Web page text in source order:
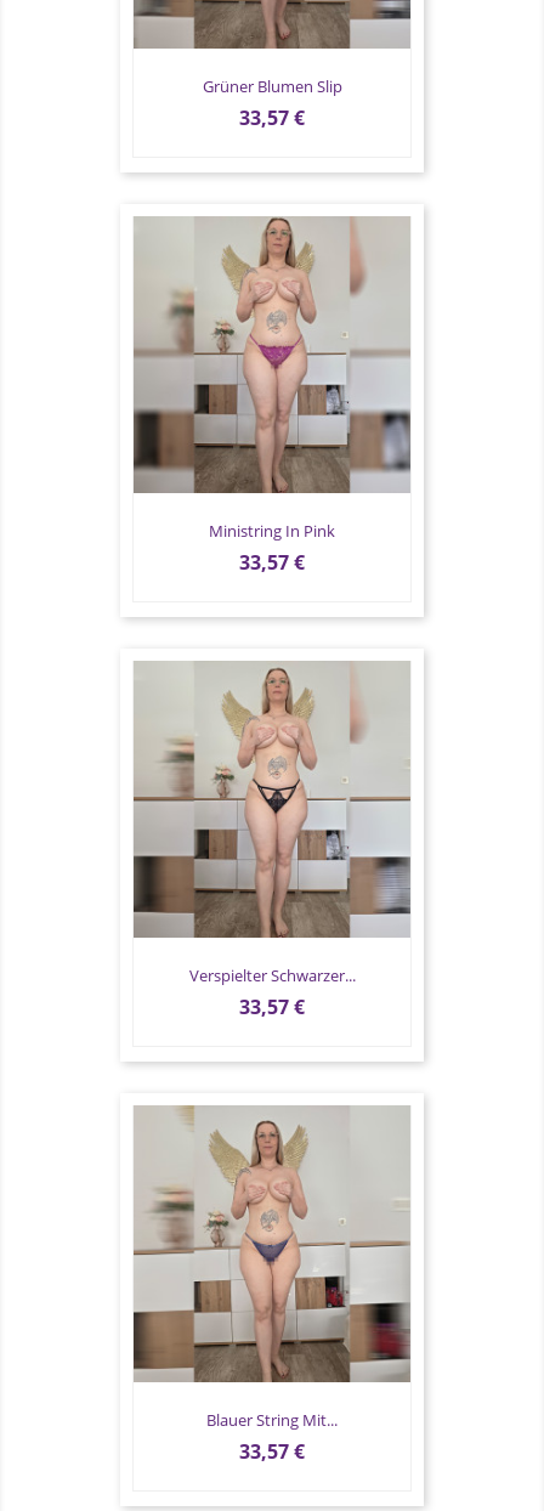
Grüner Blumen Slip
Preis
33,57 €
Ministring In Pink
Preis
33,57 €
Verspielter Schwarzer...
Preis
33,57 €
Blauer String Mit...
Preis
33,57 €